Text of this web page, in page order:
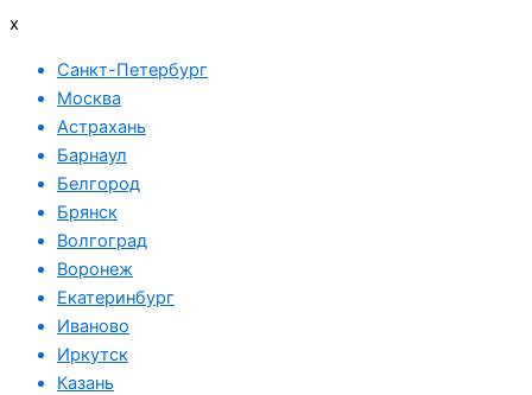
x
Санкт-Петербург
Москва
Астрахань
Барнаул
Белгород
Брянск
Волгоград
Воронеж
Екатеринбург
Иваново
Иркутск
Казань